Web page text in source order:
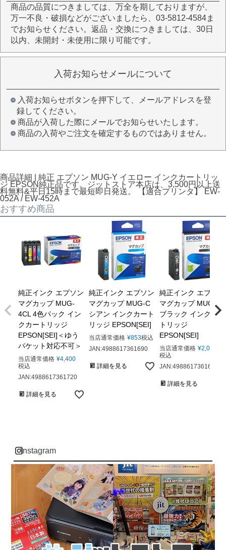
商品の品質につきましては、万全を期しておりますが、
万一不良・破損などがございましたら、03-5812-4584ま
でお知らせください。返品・交換につきましては、30日
以内、未開封・未使用に限り可能です。
入荷お知らせメールについて
入荷お知らせボタンを押下して、メールアドレスを登
録してください。
商品が入荷した際にメールでお知らせいたします。
商品の入荷やご注文を確定するものではありません。
商品詳細 | 純正 エプソン MUG-Y イエロー インクカートリッ
ジ EPSON純正品です。ジットストア本店は、3,500円以上送
料無料&平日15時まで最短即日発送。 【適合プリンタ】 EW-
052A / EW-452A
おすすめ商品
純正インク エプソン
マグカップ MUG-
4CL 4色パック イン
クカートリッジ
EPSON[SEI]＜ゆう
パケット対応不可＞
当店通常価格 ¥4,400
税込
JAN:4988617361720
詳細を見る
純正インク エプソン
マグカップ MUG-C
シアン インクカート
リッジ EPSON[SEI]
当店通常価格 ¥853税込
JAN:4988617361690
詳細を見る
純正インク エプソン
マグカップ MUG-BK
ブラック インクカー
トリッジ
EPSON[SEI]
当店通常価格 ¥2,063
税込
JAN:4988617361683
詳細を見る
instagram